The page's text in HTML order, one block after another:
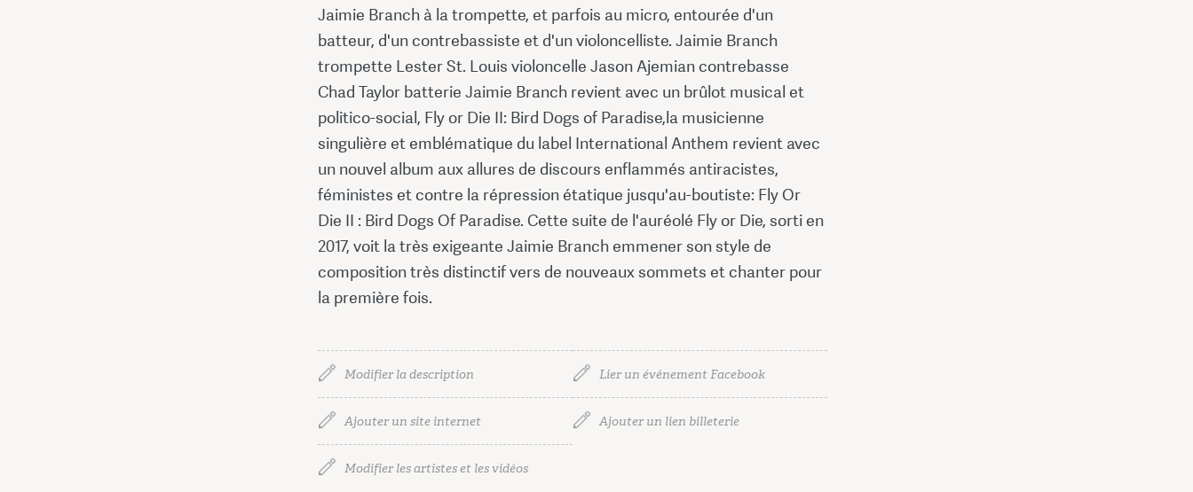
Jaimie Branch à la trompette, et parfois au micro, entourée d'un
batteur, d'un contrebassiste et d'un violoncelliste. Jaimie Branch
trompette Lester St. Louis violoncelle Jason Ajemian contrebasse
Chad Taylor batterie Jaimie Branch revient avec un brûlot musical et
politico-social, Fly or Die II: Bird Dogs of Paradise,la musicienne
singulière et emblématique du label International Anthem revient avec
un nouvel album aux allures de discours enflammés antiracistes,
féministes et contre la répression étatique jusqu'au-boutiste: Fly Or
Die II : Bird Dogs Of Paradise. Cette suite de l'auréolé Fly or Die, sorti en
2017, voit la très exigeante Jaimie Branch emmener son style de
composition très distinctif vers de nouveaux sommets et chanter pour
la première fois.
Modifier la description Lier un événement Facebook
Ajouter un site internet Ajouter un lien billeterie
Modifier les artistes et les vidéos